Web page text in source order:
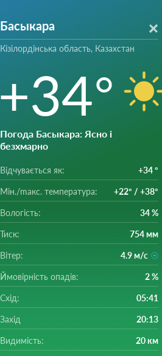
Басыкара
Кізілордінська область, Казахстан
+34°
Погода Басыкара: Ясно і
безхмарно
Відчувається як: +34 °
Мін./mакс. температура: +22° / +38°
Вологість: 34 %
Тиск: 754 мм
Вітер: 4.9 м/с
Ймовірність опадів: 2 %
Схід: 05:41
Захід 20:13
Видимість: 20 км